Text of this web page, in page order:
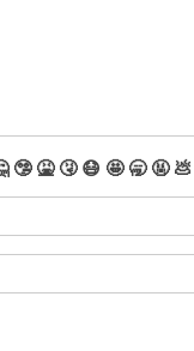
🤥 🤮 🤧 😷 🤩 🥱 🤬 💩